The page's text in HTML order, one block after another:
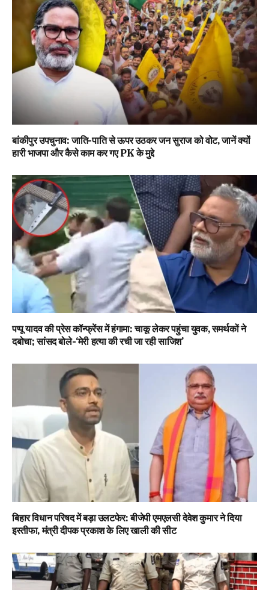
बांकीपुर उपचुनाव: जाति-पाति से ऊपर उठकर जन सुराज को वोट, जानें क्यों
हारी भाजपा और कैसे काम कर गए PK के मुद्दे
पप्पू यादव की प्रेस कॉन्फ्रेंस में हंगामा: चाकू लेकर पहुंचा युवक, समर्थकों ने
दबोचा; सांसद बोले-‘मेरी हत्या की रची जा रही साजिश’
बिहार विधान परिषद में बड़ा उलटफेर: बीजेपी एमएलसी देवेश कुमार ने दिया
इस्तीफा, मंत्री दीपक प्रकाश के लिए खाली की सीट